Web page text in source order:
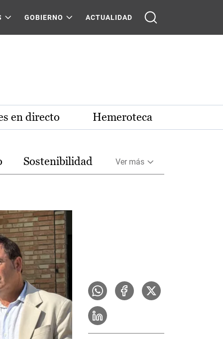
GOBIERNO ACTUALIDAD
en directo Hemeroteca
Sostenibilidad Ver más